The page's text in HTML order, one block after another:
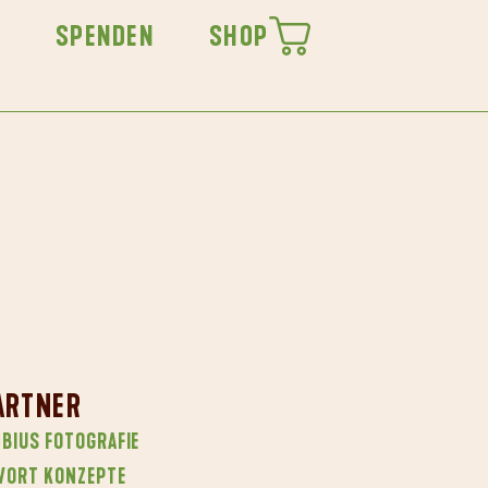
SPENDEN SHOP
FOTOGRAFIE
KONZEPTE